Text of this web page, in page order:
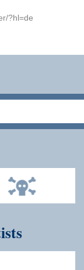
?hl=de